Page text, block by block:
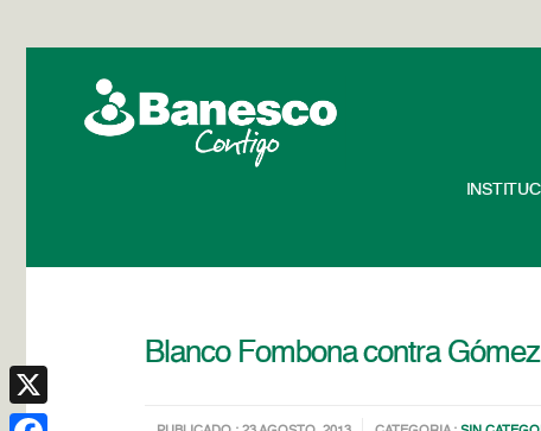
Blanco Fombona contra
X